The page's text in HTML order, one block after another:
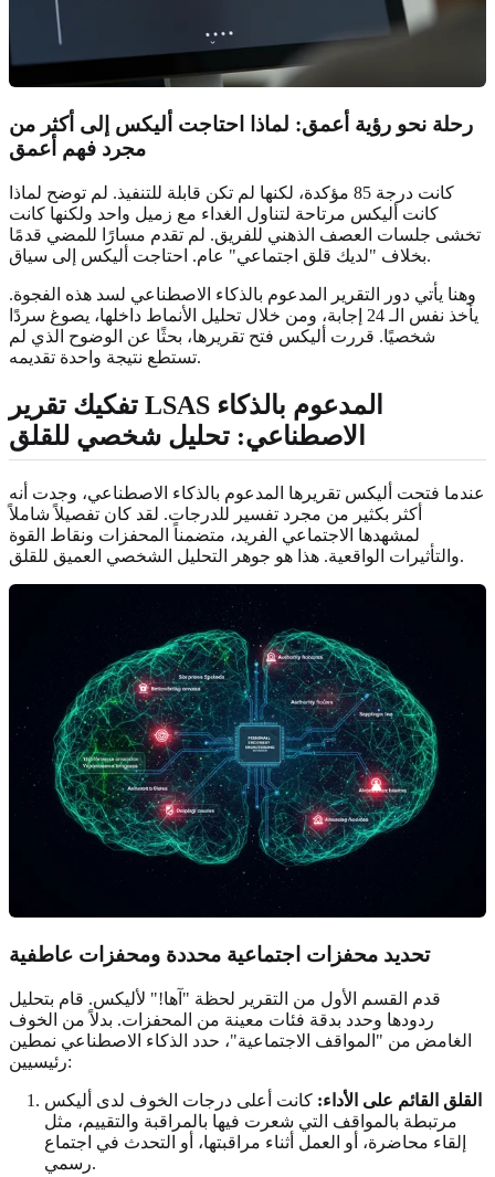
رحلة نحو رؤية أعمق: لماذا احتاجت أليكس إلى أكثر من
مجرد فهم أعمق
كانت درجة 85 مؤكدة، لكنها لم تكن قابلة للتنفيذ. لم توضح لماذا
كانت أليكس مرتاحة لتناول الغداء مع زميل واحد ولكنها كانت
تخشى جلسات العصف الذهني للفريق. لم تقدم مسارًا للمضي قدمًا
بخلاف "لديك قلق اجتماعي" عام. احتاجت أليكس إلى سياق.
وهنا يأتي دور التقرير المدعوم بالذكاء الاصطناعي لسد هذه الفجوة.
يأخذ نفس الـ 24 إجابة، ومن خلال تحليل الأنماط داخلها، يصوغ سردًا
شخصيًا. قررت أليكس فتح تقريرها، بحثًا عن الوضوح الذي لم
تستطع نتيجة واحدة تقديمه.
تفكيك تقرير LSAS المدعوم بالذكاء
الاصطناعي: تحليل شخصي للقلق
عندما فتحت أليكس تقريرها المدعوم بالذكاء الاصطناعي، وجدت أنه
أكثر بكثير من مجرد تفسير للدرجات. لقد كان تفصيلاً شاملاً
لمشهدها الاجتماعي الفريد، متضمناً المحفزات ونقاط القوة
والتأثيرات الواقعية. هذا هو جوهر التحليل الشخصي العميق للقلق.
تحديد محفزات اجتماعية محددة ومحفزات عاطفية
قدم القسم الأول من التقرير لحظة "آها!" لأليكس. قام بتحليل
ردودها وحدد بدقة فئات معينة من المحفزات. بدلاً من الخوف
الغامض من "المواقف الاجتماعية"، حدد الذكاء الاصطناعي نمطين
رئيسيين:
القلق القائم على الأداء: كانت أعلى درجات الخوف لدى أليكس
مرتبطة بالمواقف التي شعرت فيها بالمراقبة والتقييم، مثل
إلقاء محاضرة، أو العمل أثناء مراقبتها، أو التحدث في اجتماع
رسمي.